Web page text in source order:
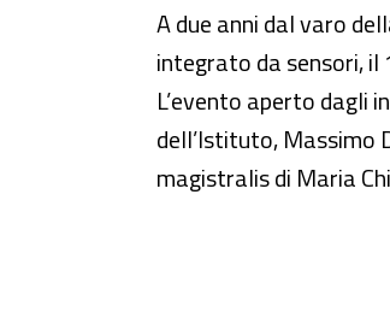
Seminario -
A due anni dal varo
integrato da sensori,
L’evento aperto dagli
dell’Istituto, Massimo
magistralis di Maria